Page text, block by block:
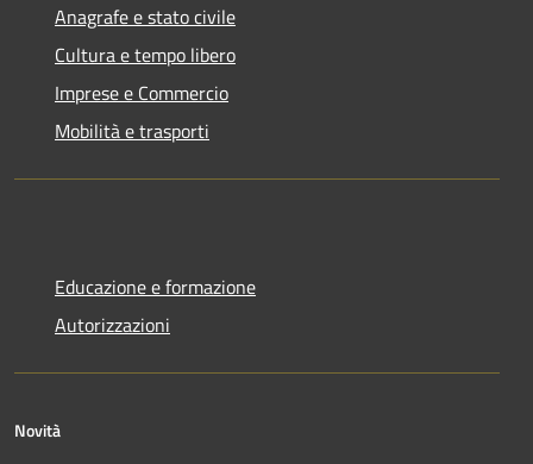
Anagrafe e stato civile
Cultura e tempo libero
Imprese e Commercio
Mobilità e trasporti
Educazione e formazione
Autorizzazioni
Novità